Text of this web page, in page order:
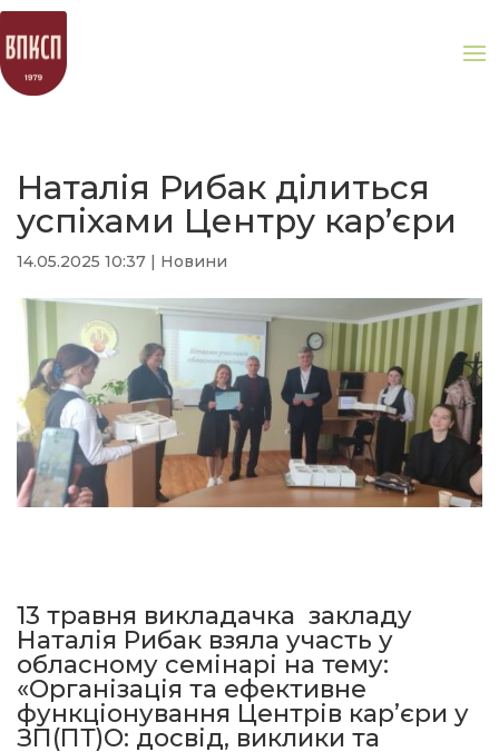
Наталія Рибак ділиться
успіхами Центру кар’єри
14.05.2025 10:37 Новини
13 травня викладачка закладу
Наталія Рибак взяла участь у
обласному семінарі на тему:
«Організація та ефективне
функціонування Центрів кар’єри у
ЗП(ПТ)О: досвід, виклики та